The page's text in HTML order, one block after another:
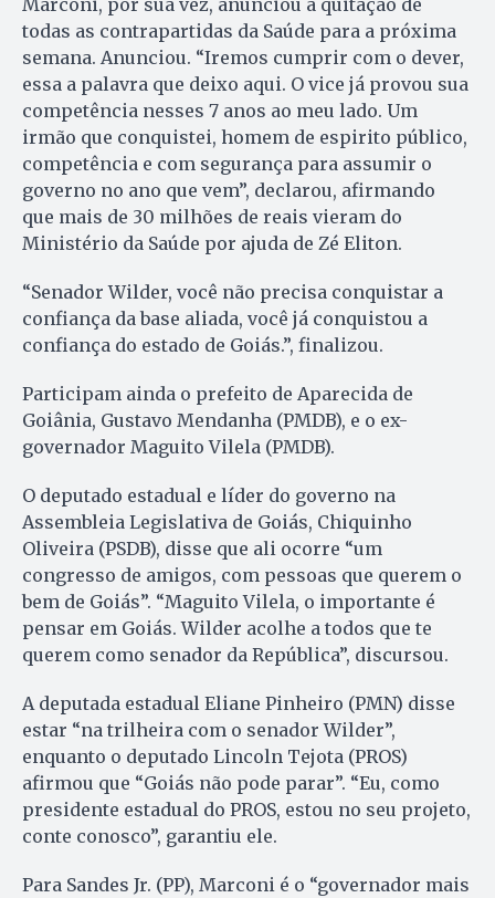
todas as contrapartidas da Saúde para a próxima
semana. Anunciou. “Iremos cumprir com o dever,
essa a palavra que deixo aqui. O vice já provou sua
competência nesses 7 anos ao meu lado. Um
irmão que conquistei, homem de espirito público,
competência e com segurança para assumir o
governo no ano que vem”, declarou, afirmando
que mais de 30 milhões de reais vieram do
Ministério da Saúde por ajuda de Zé Eliton.
“Senador Wilder, você não precisa conquistar a
confiança da base aliada, você já conquistou a
confiança do estado de Goiás.”, finalizou.
Participam ainda o prefeito de Aparecida de
Goiânia, Gustavo Mendanha (PMDB), e o ex-
governador Maguito Vilela (PMDB).
O deputado estadual e líder do governo na
Assembleia Legislativa de Goiás, Chiquinho
Oliveira (PSDB), disse que ali ocorre “um
congresso de amigos, com pessoas que querem o
bem de Goiás”. “Maguito Vilela, o importante é
pensar em Goiás. Wilder acolhe a todos que te
querem como senador da República”, discursou.
A deputada estadual Eliane Pinheiro (PMN) disse
estar “na trilheira com o senador Wilder”,
enquanto o deputado Lincoln Tejota (PROS)
afirmou que “Goiás não pode parar”. “Eu, como
presidente estadual do PROS, estou no seu projeto,
conte conosco”, garantiu ele.
Para Sandes Jr. (PP), Marconi é o “governador mais